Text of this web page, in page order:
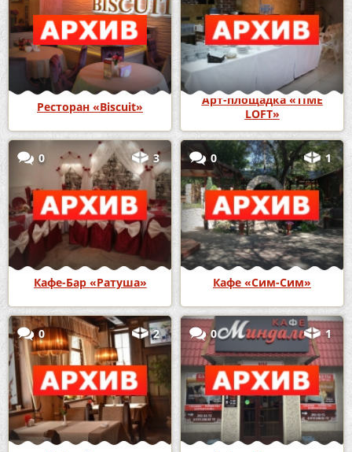
Ресторан «Biscuit»
Арт-площадка «TIME
LOFT»
0 3
Кафе-Бар «Ратуша»
0 1
Кафе «Сим-Сим»
0 2 0 1